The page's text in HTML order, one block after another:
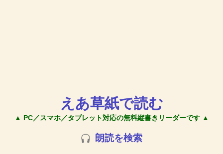
えあ草紙で読む
▲ PC／スマホ／タブレット対応の無料縦書きリーダーです ▲
朗読を検索